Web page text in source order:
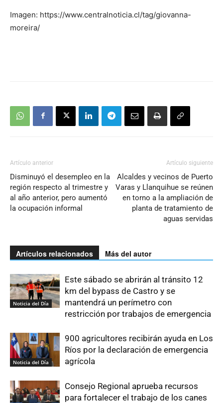
Imagen: https://www.centralnoticia.cl/tag/giovanna-
moreira/
Artículo anterior
Disminuyó el desempleo en la
región respecto al trimestre y
al año anterior, pero aumentó
la ocupación informal
Artículo siguiente
Alcaldes y vecinos de Puerto
Varas y Llanquihue se reúnen
en torno a la ampliación de
planta de tratamiento de
aguas servidas
Artículos relacionados Más del autor
Noticia del Día
Este sábado se abrirán al tránsito 12
km del bypass de Castro y se
mantendrá un perímetro con
restricción por trabajos de emergencia
Noticia del Día
900 agricultores recibirán ayuda en Los
Ríos por la declaración de emergencia
agrícola
Consejo Regional aprueba recursos
para fortalecer el trabajo de los canes